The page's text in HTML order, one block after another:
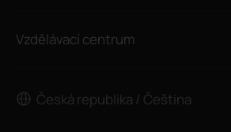
Vzdělávací centrum
Česká republika / Čeština